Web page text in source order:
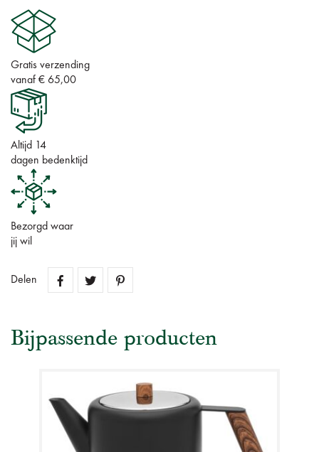
Gratis verzending
vanaf € 65,00
Altijd 14
dagen bedenktijd
Bezorgd waar
jij wil
Delen
Bijpassende producten